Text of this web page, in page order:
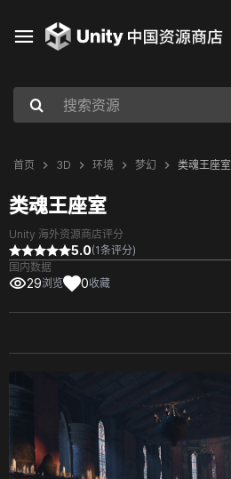
首页 3D 环境 梦幻 类魂王座室
类魂王座室
Unity 海外资源商店评分
5.0(1条评分)
国内数据
29浏览 0收藏